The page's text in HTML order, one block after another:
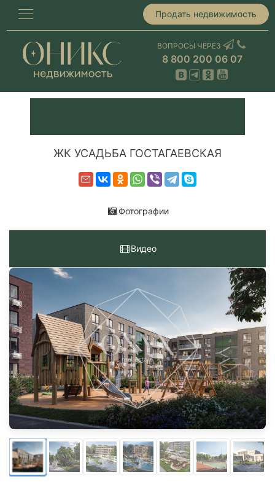
Продать недвижимость
ВОПРОСЫ ЧЕРЕЗ
8 800 200 06 07
ЖК УСАДЬБА ГОСТАГАЕВСКАЯ
Фотографии
Видео